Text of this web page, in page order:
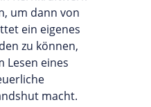
um dann von
ein eigenes
zu können,
Lesen eines
macht.